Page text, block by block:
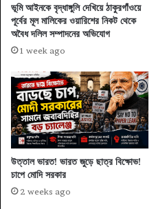
ভূমি আইনকে বৃদ্ধাঙ্গুলি দেখিয়ে ঠাকুরগাঁওয়ে
পূর্বের মূল মালিকের ওয়ারিশের নিকট থেকে
অবৈধ দলিল সম্পাদনের অভিযোগ
1 week ago
উত্তাল ভারত! ভারত জুড়ে ছাত্র বিক্ষোভ!
চাপে মোদি সরকার
2 weeks ago